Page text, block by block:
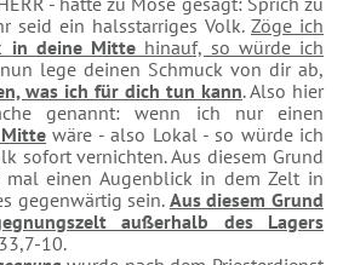
seid ein halsstarriges Volk. Zöge ich
in deine Mitte hinauf, so würde ich
lege deinen Schmuck von dir ab,
was ich für dich tun kann. Also hier
genannt: wenn ich nur einen
wäre - also Lokal - so würde ich
sofort vernichten. Aus diesem Grund
mal einen Augenblick in dem Zelt in
gegenwärtig sein. Aus diesem Grund
außerhalb des Lagers
10.